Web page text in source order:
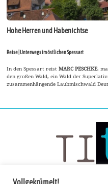
Hohe Herren und Habenichtse
Reise | Unterwegs im östlichen Spessart
In den Spessart reistMARC PESCHKE,
den großen Wald, ein Wald der
zusammenhängende Laubmischwald
Vollgekrümelt!